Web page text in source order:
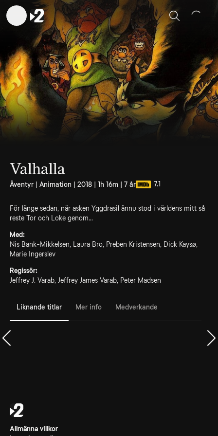
Sök
Valhalla
Äventyr | Animation | 2018 | 1h 16m | 7 år 7.1
För länge sedan, när asken Yggdrasil ännu stod i världens mitt så
reste Tor och Loke genom...
Med:
Nis Bank-Mikkelsen, Laura Bro, Preben Kristensen, Dick Kaysø,
Marie Ingerslev
Regissör:
Jeffrey J. Varab, Jeffrey James Varab, Peter Madsen
Liknande titlar Mer info Medverkande
Allmänna villkor